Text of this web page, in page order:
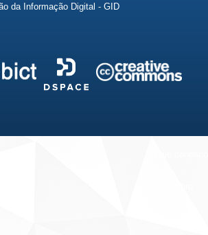
da Informação Digital - GID